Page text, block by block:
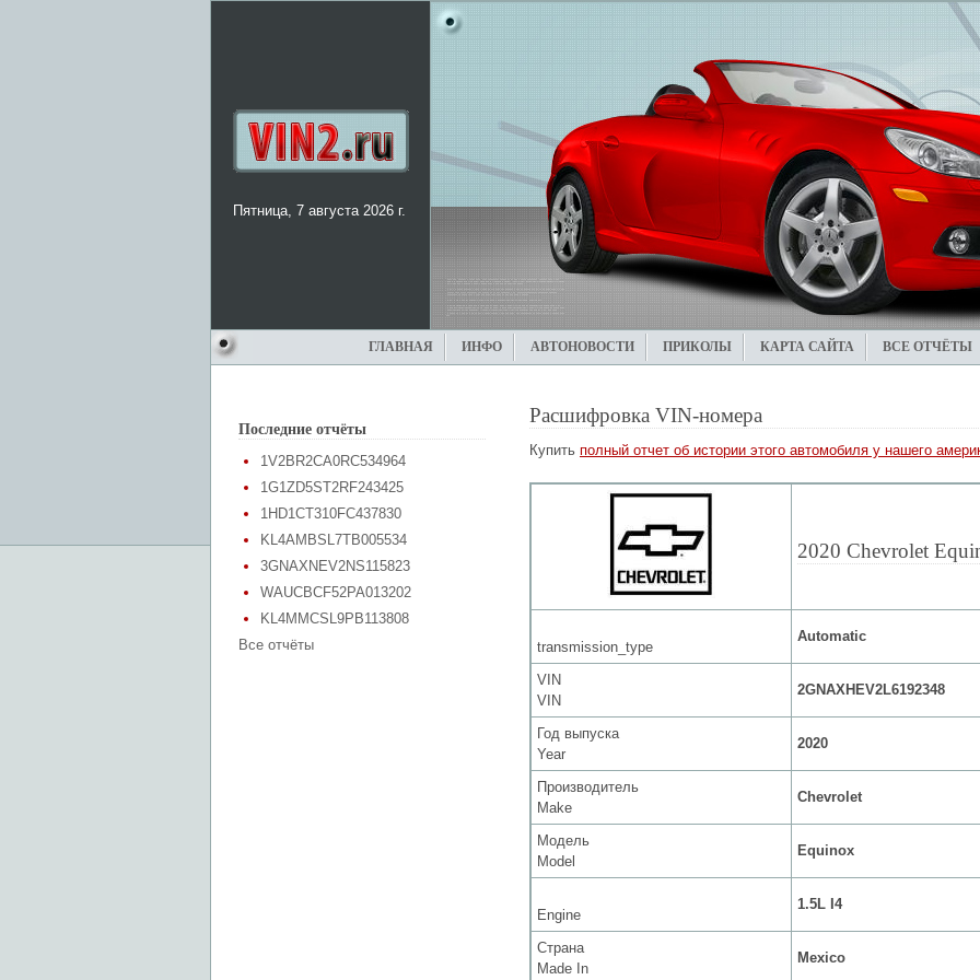
Пятница, 7 августа 2026 г.
ГЛАВНАЯ ИНФО АВТОНОВОСТИ ПРИКОЛЫ КАРТА САЙТА ВСЕ ОТЧЁТЫ
Последние отчёты
1V2BR2CA0RC534964
1G1ZD5ST2RF243425
1HD1CT310FC437830
KL4AMBSL7TB005534
3GNAXNEV2NS115823
WAUCBCF52PA013202
KL4MMCSL9PB113808
Все отчёты
Расшифровка VIN-номера
Купить полный отчет об истории этого автомобиля у нашего
2020 Chevrolet
transmission_type
Automatic
VIN
VIN
2GNAXHEV2L6192348
Год выпуска
Year
2020
Производитель
Make
Chevrolet
Модель
Model
Equinox
Engine
1.5L I4
Страна
Made In
Mexico